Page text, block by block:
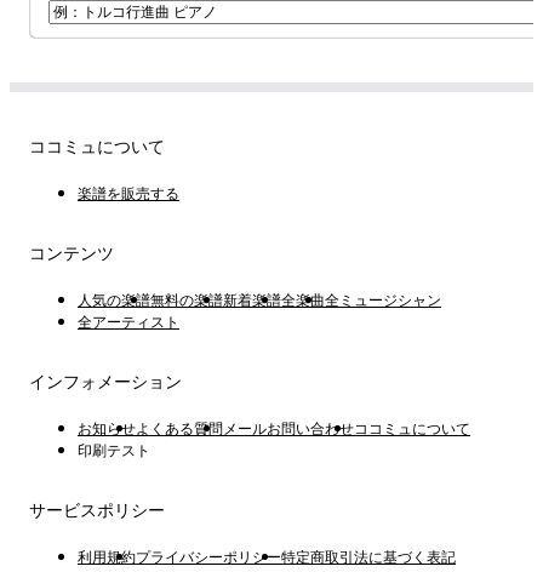
ココミュについて
楽譜を販売する
コンテンツ
人気の楽譜無料の楽譜新着楽譜全楽曲全ミュージシャン
全アーティスト
インフォメーション
お知らせよくある質問 メールお問い合わせココミュについて
印刷テスト
サービスポリシー
利用規約プライバシーポリシー特定商取引法に基づく表記